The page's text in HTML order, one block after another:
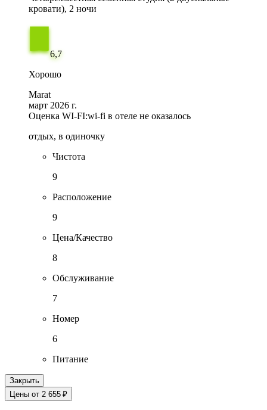
кровати), 2 ночи
6,7
Хорошо
Marat
март 2026 г.
Оценка WI-FI:wi-fi в отеле не оказалось
отдых, в одиночку
Чистота
9
Расположение
9
Цена/Качество
8
Обслуживание
7
Номер
6
Питание
Закрыть
Цены от 2 655 ₽